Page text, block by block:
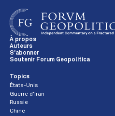
À propos
Auteurs
S'abonner
Soutenir Forum Geopolitica
Topics
États-Unis
Guerre d'Iran
Russie
Chine